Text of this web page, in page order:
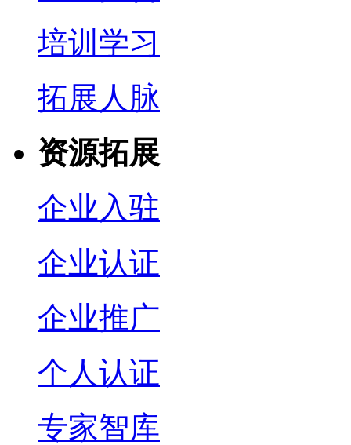
培训学习
拓展人脉
资源拓展
企业入驻
企业认证
企业推广
个人认证
专家智库